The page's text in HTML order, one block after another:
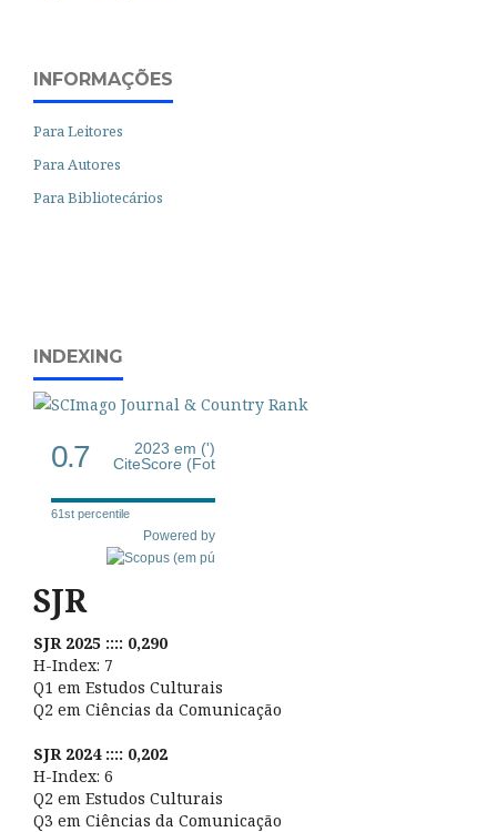
INFORMAÇÕES
Para Leitores
Para Autores
Para Bibliotecários
INDEXING
0.7
2023 em (')
CiteScore (Fot
61st percentile
Powered by
SJR
SJR 2025 :::: 0,290
H-Index: 7
Q1 em Estudos Culturais
Q2 em Ciências da Comunicação
SJR 2024 :::: 0,202
H-Index: 6
Q2 em Estudos Culturais
Q3 em Ciências da Comunicação